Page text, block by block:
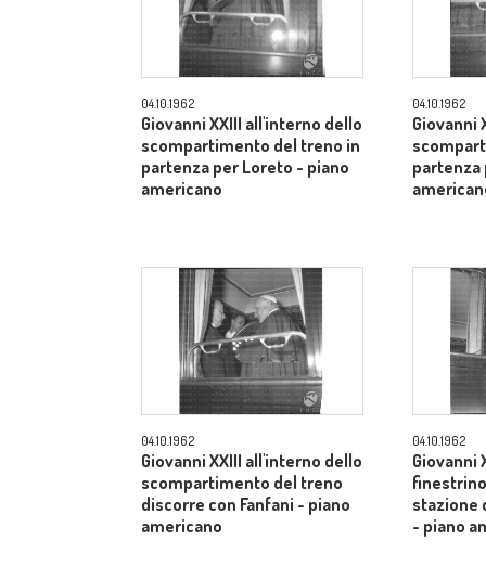
04.10.1962
Giovanni XXIII all'interno dello
scompartimento del treno in
partenza per Loreto - piano
americano
04.10.1962
Giovanni
partenza
04.10.1962
Giovanni XXIII all'interno dello
scompartimento del treno
discorre con Fanfani - piano
americano
04.10.1962
Giovanni
stazione
- piano